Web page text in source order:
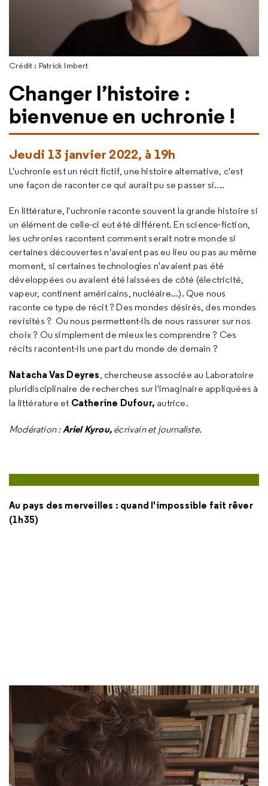
Crédit : Patrick Imbert
Changer l’histoire :
bienvenue en uchronie !
Jeudi 13 janvier 2022, à 19h
L'uchronie est un récit fictif, une histoire alternative, c'est
une façon de raconter ce qui aurait pu se passer si....
En littérature, l'uchronie raconte souvent la grande histoire si
un élément de celle-ci eut été différent. En science-fiction,
les uchronies racontent comment serait notre monde si
certaines découvertes n'avaient pas eu lieu ou pas au même
moment, si certaines technologies n'avaient pas été
développées ou avaient été laissées de côté (électricité,
vapeur, continent américains, nucléaire...). Que nous
raconte ce type de récit ? Des mondes désirés, des mondes
revisités ? Ou nous permettent-ils de nous rassurer sur nos
choix ? Ou simplement de mieux les comprendre ? Ces
récits racontent-ils une part du monde de demain ?
Natacha Vas Deyres, chercheuse associée au Laboratoire
pluridisciplinaire de recherches sur l'imaginaire appliquées à
la littérature et Catherine Dufour, autrice.
Modération : Ariel Kyrou, écrivain et journaliste.
Au pays des merveilles : quand l'impossible fait rêver
(1h35)